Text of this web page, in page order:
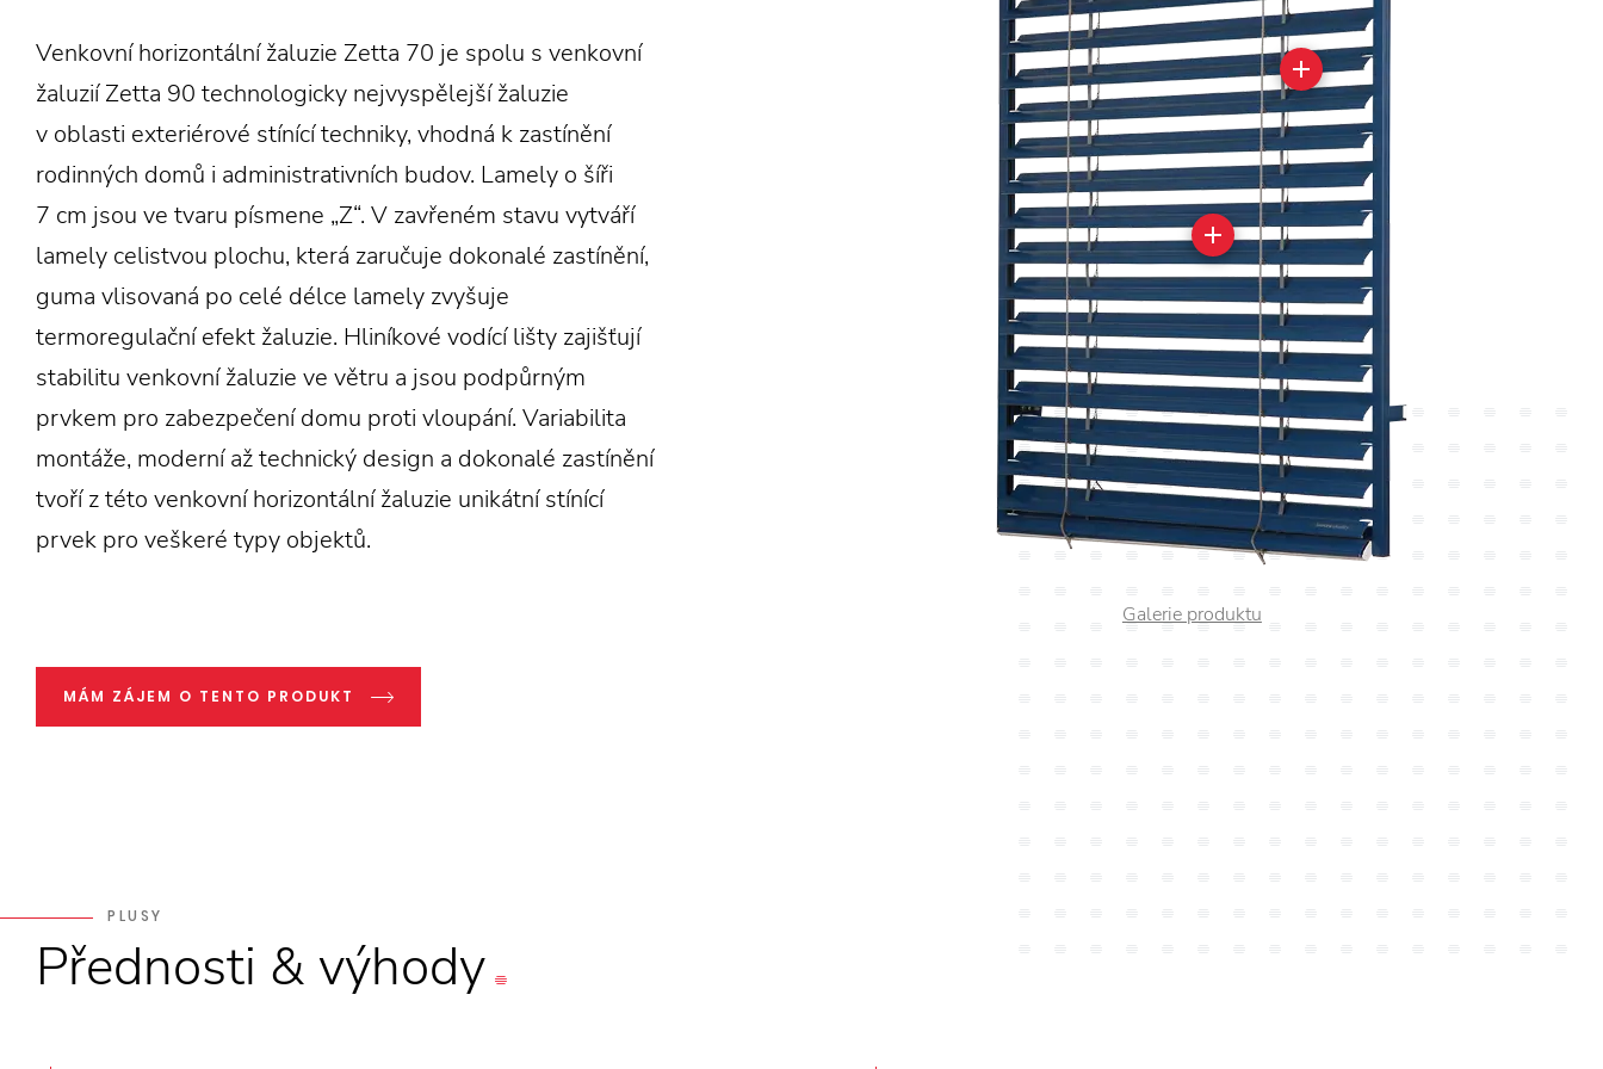
Galerie produktu
Venkovní horizontální žaluzie Zetta 70 je spolu s venkovní
žaluzií Zetta 90 technologicky nejvyspělejší žaluzie
v oblasti exteriérové stínící techniky, vhodná k zastínění
rodinných domů i administrativních budov. Lamely o šíři
7 cm jsou ve tvaru písmene „Z“. V zavřeném stavu vytváří
lamely celistvou plochu, která zaručuje dokonalé zastínění,
guma vlisovaná po celé délce lamely zvyšuje
termoregulační efekt žaluzie. Hliníkové vodící lišty zajišťují
stabilitu venkovní žaluzie ve větru a jsou podpůrným
prvkem pro zabezpečení domu proti vloupání. Variabilita
montáže, moderní až technický design a dokonalé zastínění
tvoří z této venkovní horizontální žaluzie unikátní stínící
prvek pro veškeré typy objektů.
MÁM ZÁJEM O TENTO PRODUKT
PLUSY
Přednosti & výhody